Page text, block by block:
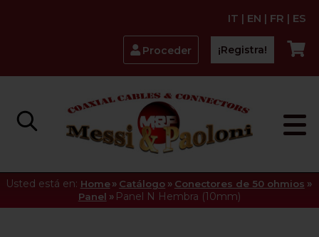
IT | EN | FR | ES
Proceder ¡Registra!
Usted está en: Home » Catálogo » Conectores de 50 ohmios »
Panel » Panel N Hembra (10mm)